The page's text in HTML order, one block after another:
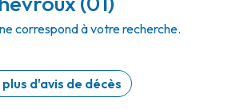
correspond à votre recherche.
d'avis de décès